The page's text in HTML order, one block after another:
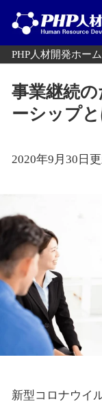
PHP人材開発ホーム
事業継続
ーシップと
2020年9月30日
新型コロナウイ